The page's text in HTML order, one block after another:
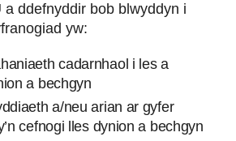
ddefnyddir bob blwyddyn i
yw:
cadarnhaol i les a
a bechgyn
a/neu arian ar gyfer
cefnogi lles dynion a bechgyn